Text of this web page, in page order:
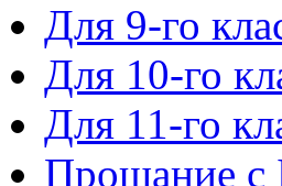
Для 9-го
Для 10-го
Для 11-го
Прощание с